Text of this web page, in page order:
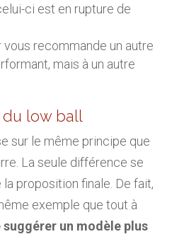
ci est en rupture de
vous recommande un autre
mais à un autre
low ball
sur le même principe que
La seule différence se
proposition finale. De fait,
exemple que tout à
suggérer un modèle plus